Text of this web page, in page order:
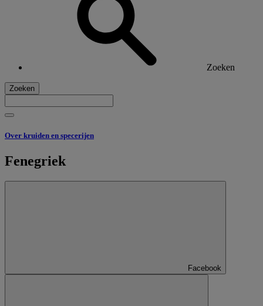
Zoeken
Zoeken
Over kruiden en specerijen
Fenegriek
Facebook